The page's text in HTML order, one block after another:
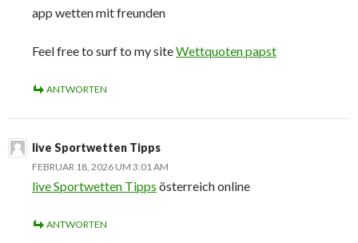
app wetten mit freunden
Feel free to surf to my siteWettquoten papst
ANTWORTEN
live Sportwetten Tipps
FEBRUAR 18, 2026 UM 3:01 AM
live Sportwetten Tipps österreich online
ANTWORTEN